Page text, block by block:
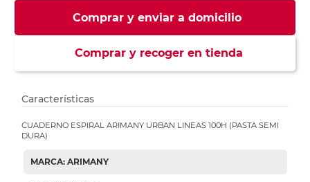
Comprar y enviar a domicilio
Comprar y recoger en tienda
Características
CUADERNO ESPIRAL ARIMANY URBAN LINEAS 100H (PASTA SEMI
DURA)
MARCA: ARIMANY